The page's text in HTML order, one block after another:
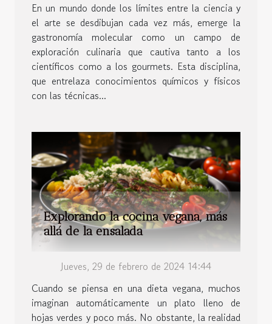
En un mundo donde los límites entre la ciencia y
el arte se desdibujan cada vez más, emerge la
gastronomía molecular como un campo de
exploración culinaria que cautiva tanto a los
científicos como a los gourmets. Esta disciplina,
que entrelaza conocimientos químicos y físicos
con las técnicas...
Explorando la cocina vegana, más
allá de la ensalada
Jueves, 29 de febrero de 2024 14:44
Cuando se piensa en una dieta vegana, muchos
imaginan automáticamente un plato lleno de
hojas verdes y poco más. No obstante, la realidad